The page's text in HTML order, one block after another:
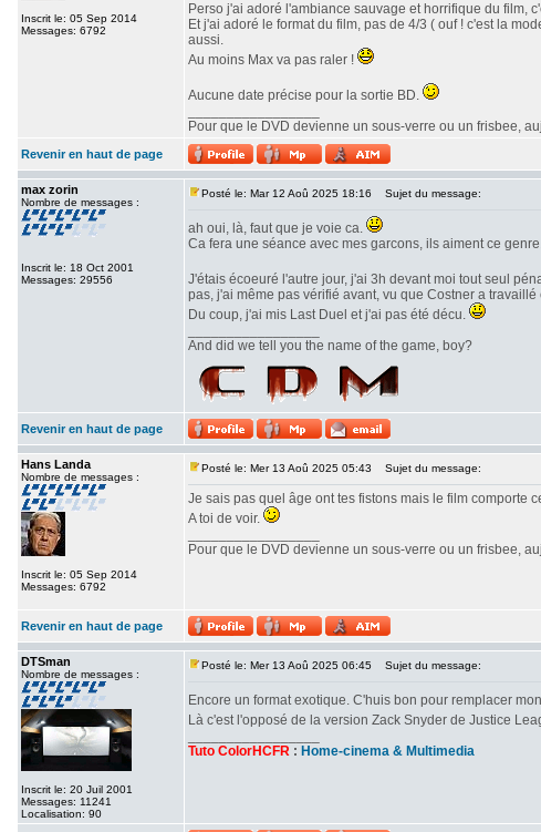
Inscrit le: 05 Sep 2014
Messages: 6792
Perso j'ai adoré l'ambiance sauvage et horrifique du film,
Et j'ai adoré le format du film, pas de 4/3 ( ouf ! c'est la
aussi.
Au moins Max va pas raler !
Aucune date précise pour la sortie BD.
Pour que le DVD devienne un sous-verre ou un frisbee,
Revenir en haut de page
max zorin
Nombre de messages :
Inscrit le: 18 Oct 2001
Messages: 29556
Posté le: Mar 12 Aoû 2025 18:16 Sujet du message:
ah oui, là, faut que je voie ca.
Ca fera une séance avec mes garcons, ils aiment ce
J'étais écoeuré l'autre jour, j'ai 3h devant moi tout seul
pas, j'ai même pas vérifié avant, vu que Costner a
Du coup, j'ai mis Last Duel et j'ai pas été décu.
And did we tell you the name of the game, boy?
Revenir en haut de page
Hans Landa
Nombre de messages :
Inscrit le: 05 Sep 2014
Messages: 6792
Posté le: Mer 13 Aoû 2025 05:43 Sujet du message:
Je sais pas quel âge ont tes fistons mais le film comporte
A toi de voir.
Pour que le DVD devienne un sous-verre ou un frisbee,
Revenir en haut de page
DTSman
Nombre de messages :
Inscrit le: 20 Juil 2001
Messages: 11241
Localisation: 90
Posté le: Mer 13 Aoû 2025 06:45 Sujet du message:
Encore un format exotique. C'huis bon pour remplacer
Là c'est l'opposé de la version Zack Snyder de Justice
Tuto ColorHCFR : Home-cinema & Multimedia